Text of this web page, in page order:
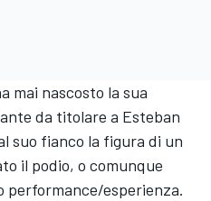
mai nascosto la sua
da titolare a Esteban
suo fianco la figura di un
il podio, o comunque
esperienza.